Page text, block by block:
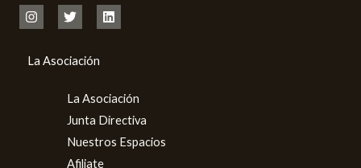
La Asociación
La Asociación
Junta Directiva
Nuestros Espacios
Afiliate